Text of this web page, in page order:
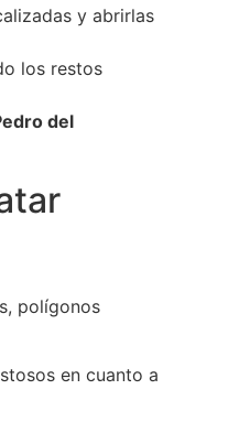
y abrirlas
los restos
del
polígonos
en cuanto a